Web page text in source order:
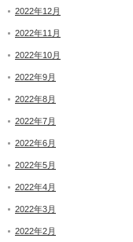
2022年12月
2022年11月
2022年10月
2022年9月
2022年8月
2022年7月
2022年6月
2022年5月
2022年4月
2022年3月
2022年2月